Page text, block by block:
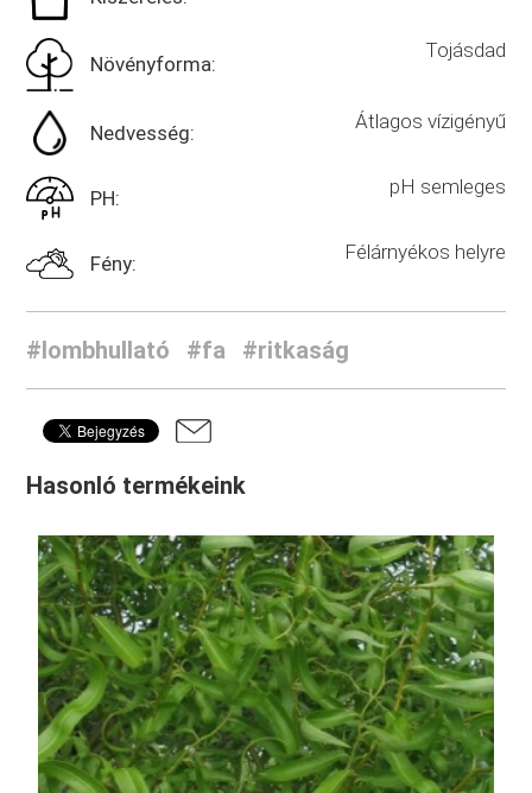
Növényforma:
Tojásdad
Nedvesség: Átlagos vízigényű
PH: pH semleges
Fény: Félárnyékos helyre
#lombhullató #fa #ritkaság
Hasonló termékeink